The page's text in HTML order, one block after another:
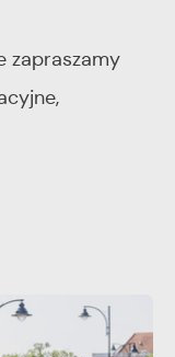
zapraszamy